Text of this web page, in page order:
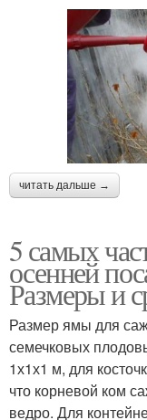
читать дальше →
5 самых
осенней
Размеры и
Размер ямы для
семечковых
1х1х1 м, для
что корневой ком
ведро. Для